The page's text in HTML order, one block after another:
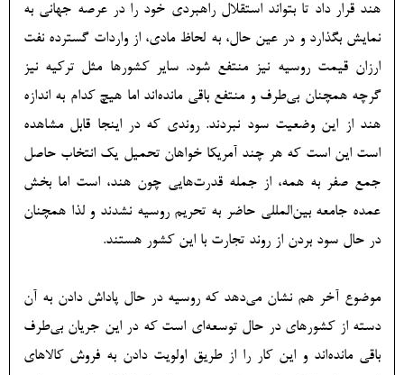
هند قرار داد تا بتواند استقلال راهبردی خود را در عرصه جهانی به
نمایش بگذارد و در عین حال، به لحاظ مادی، از واردات گسترده نفت
ارزان قیمت روسیه نیز منتفع شود. سایر کشورها مثل ترکیه نیز
گرچه همچنان بی‌طرف و منتفع باقی مانده‌اند اما هیچ کدام به اندازه
هند از این وضعیت سود نبردند. روندی که در اینجا قابل مشاهده
است این است که هر چند آمریکا خواهان تحمیل یک انتخاب حاصل
جمع صفر به همه، از جمله قدرت‌هایی چون هند، است اما بخش
عمده جامعه بین‌المللی حاضر به تحریم روسیه نشدند و لذا همچنان
در حال سود بردن از روند تجارت با این کشور هستند.
موضوع آخر هم نشان می‌دهد که روسیه در حال پاداش دادن به آن
دسته از کشورهای در حال توسعه‌ای است که در این جریان بی‌طرف
باقی مانده‌اند و این کار را از طریق اولویت دادن به فروش کالاهای